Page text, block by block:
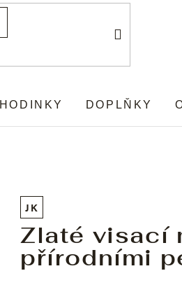
HODINKY DOPLŇKY
JK
Zlaté visací
přírodními